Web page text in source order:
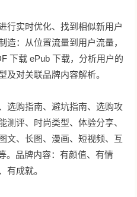
行实时优化、找到相似新用户
造：从位置流量到用户流量，
下载 ePub 下载，分析用户的
及对关联品牌内容解析。
选购指南、避坑指南、选购攻
测评、时尚类型、体验分享、
文、长图、漫画、短视频、互
。品牌内容：有颜值、有情
有成就。